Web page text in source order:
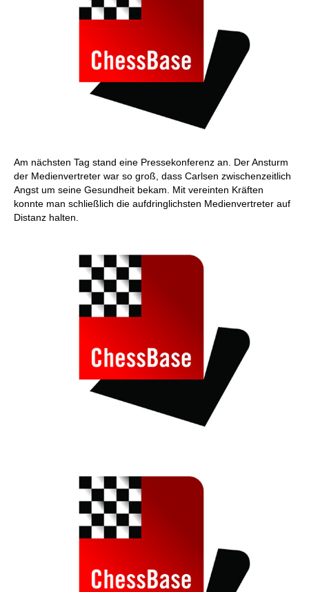
Am nächsten Tag stand eine Pressekonferenz an. Der Ansturm
der Medienvertreter war so groß, dass Carlsen zwischenzeitlich
Angst um seine Gesundheit bekam. Mit vereinten Kräften
konnte man schließlich die aufdringlichsten Medienvertreter auf
Distanz halten.